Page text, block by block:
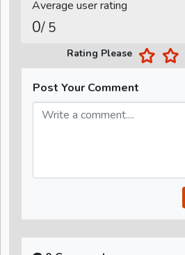
Average user rating
0/ 5
Rating Please
Post Your Comment